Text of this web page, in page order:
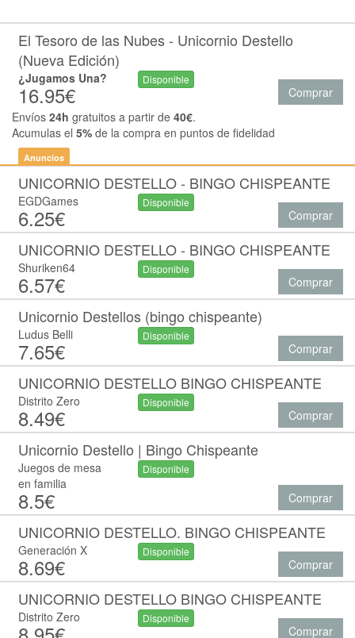
El Tesoro de las Nubes - Unicornio Destello
(Nueva Edición)
¿Jugamos Una?
16.95€
Disponible
Comprar
Envíos 24h gratuitos a partir de 40€.
Acumulas el 5% de la compra en puntos de fidelidad
Anuncios
UNICORNIO DESTELLO - BINGO CHISPEANTE
EGDGames
6.25€
Disponible
Comprar
UNICORNIO DESTELLO - BINGO CHISPEANTE
Shuriken64
6.57€
Disponible
Comprar
Unicornio Destellos (bingo chispeante)
Ludus Belli
7.65€
Disponible
Comprar
UNICORNIO DESTELLO BINGO CHISPEANTE
Distrito Zero
8.49€
Disponible
Comprar
Unicornio Destello | Bingo Chispeante
Juegos de mesa
en familia
8.5€
Disponible
Comprar
UNICORNIO DESTELLO. BINGO CHISPEANTE
Generación X
8.69€
Disponible
Comprar
UNICORNIO DESTELLO BINGO CHISPEANTE
Distrito Zero Disponible
Comprar